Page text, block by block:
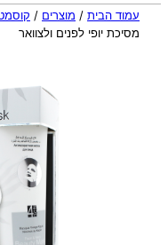
עמוד הבית / מוצרים /
מסיכת יופי לפנים ולצוואר